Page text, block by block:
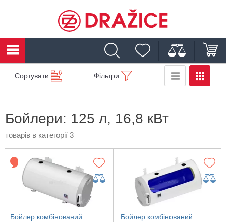
Сортувати Фільтри
Бойлери: 125 л, 16,8 кВт
товарів в категорії 3
Бойлер комбінований
Бойлер комбінований